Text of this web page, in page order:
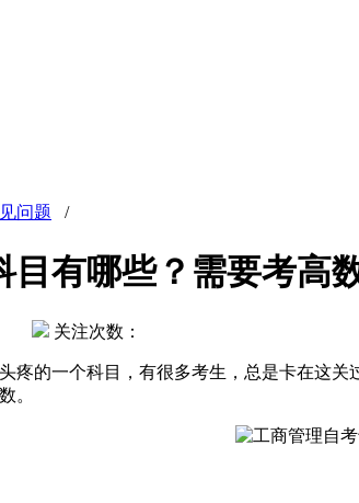
问题 /
有哪些？需要考高
关注次数：
疼的一个科目，有很多考生，总是卡在这
。